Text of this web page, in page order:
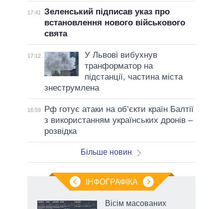
17:41
Зеленський підписав указ про
встановлення нового військового
свята
17:12
У Львові вибухнув
транформатор на
підстанції, частина міста
знеструмлена
16:59
Рф готує атаки на об’єкти країн Балтії
з використанням українських дронів –
розвідка
Більше новин
ІНФОГРАФІКА
Вісім масованих